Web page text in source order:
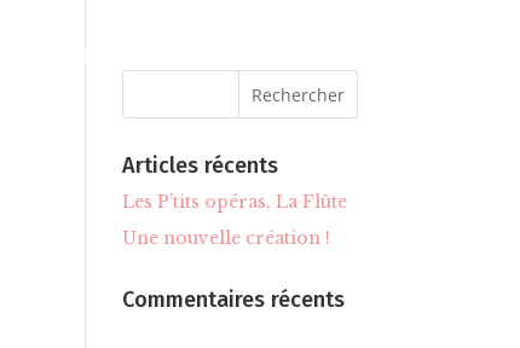
Articles récents
Les P’tits opéras, La Flûte
Une nouvelle création !
Commentaires récents